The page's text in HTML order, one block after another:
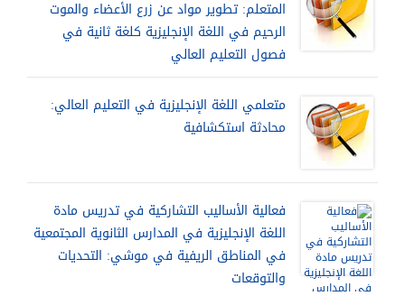
المتعلم: تطوير مواد عن زرع الأعضاء والموت
الرحيم في اللغة الإنجليزية كلغة ثانية في
فصول التعليم العالي
متعلمي اللغة الإنجليزية في التعليم العالي:
محادثة استكشافية
فعالية الأساليب التشاركية في تدريس مادة
اللغة الإنجليزية في المدارس الثانوية المجتمعية
في المناطق الريفية في موشي: التحديات
والتوقعات